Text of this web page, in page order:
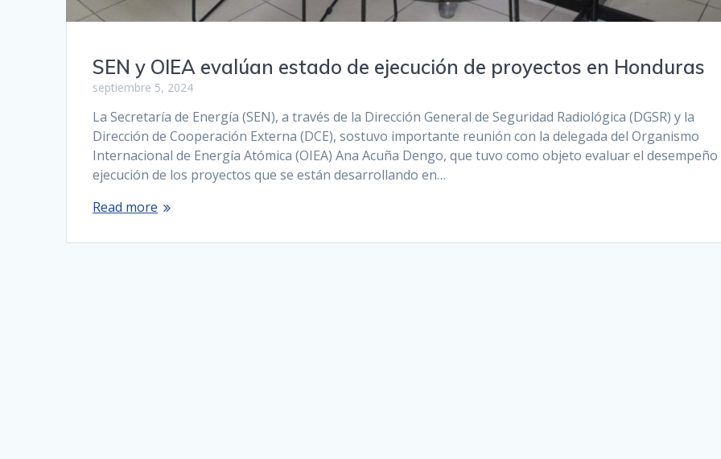
SEN y OIEA evalúan estado de ejecución de proyectos en Honduras
septiembre 5, 2024
La Secretaría de Energía (SEN), a través de la Dirección General de Seguridad Radiológica (DGSR) y la
Dirección de Cooperación Externa (DCE), sostuvo importante reunión con la delegada del Organismo
Internacional de Energía Atómica (OIEA) Ana Acuña Dengo, que tuvo como objeto evaluar el desempeño
ejecución de los proyectos que se están desarrollando en…
Read more